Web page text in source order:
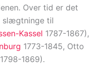
Over tid er det
slægtninge til
Kassel 1787-1867),
1773-1845, Otto
1869).